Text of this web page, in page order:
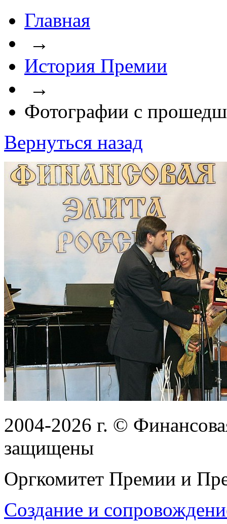
Главная
→
История Премии
→
Фотографии с
Вернуться назад
2004-2026 г. ©
защищены
Оргкомитет Премии и
Создание и